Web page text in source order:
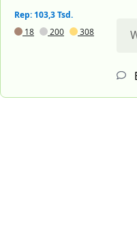
Rep: 103,3 Tsd.
18
200 308